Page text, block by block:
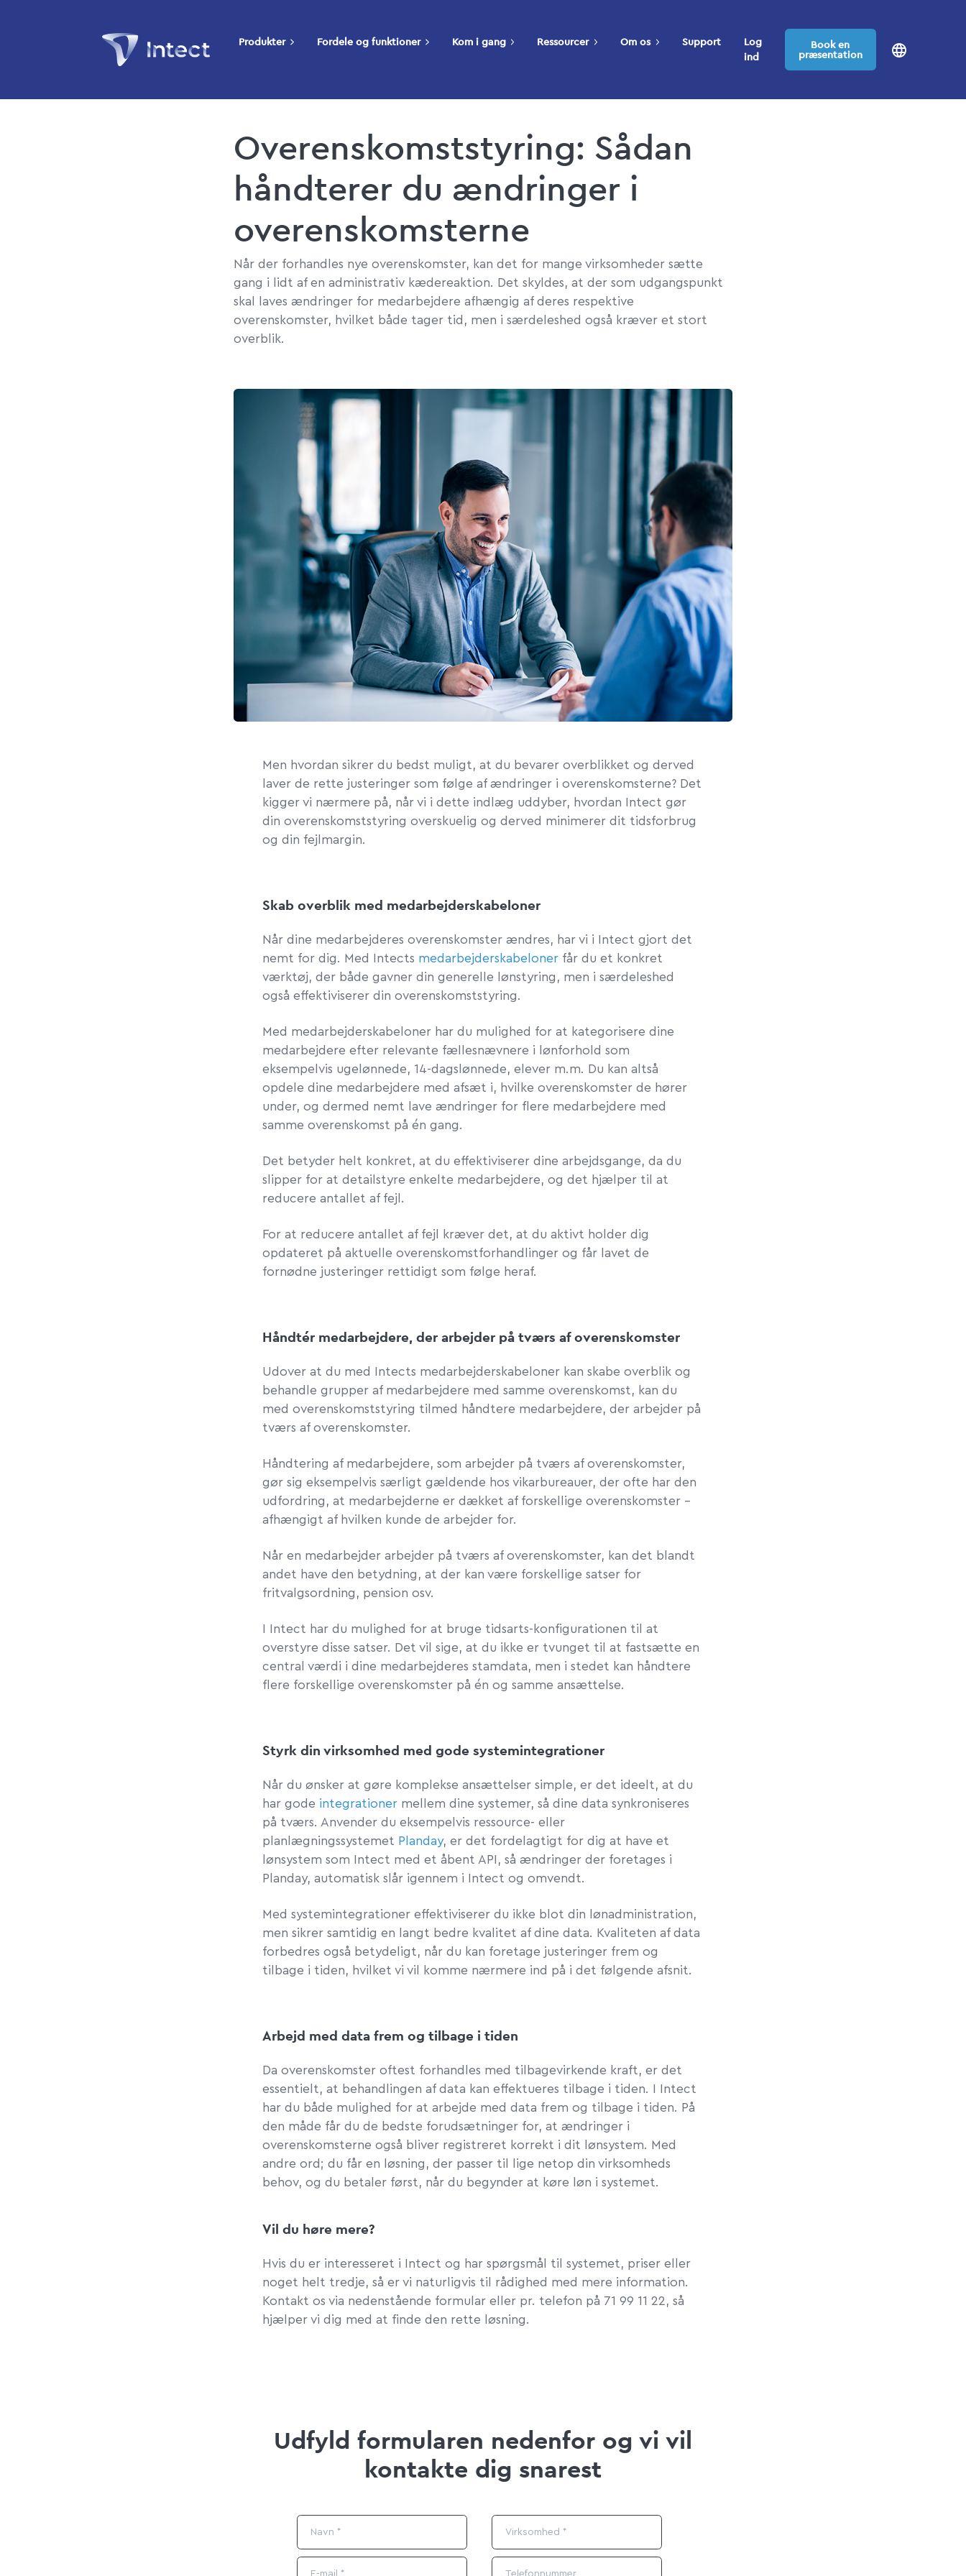
Produkter Fordele og funktioner Kom i gang Ressourcer Om os Support
Log
ind
Book en
præsentation
Overenskomststyring: Sådan
håndterer du ændringer i
overenskomsterne
Når der forhandles nye overenskomster, kan det for mange virksomheder sætte
gang i lidt af en administrativ kædereaktion. Det skyldes, at der som udgangspunkt
skal laves ændringer for medarbejdere afhængig af deres respektive
overenskomster, hvilket både tager tid, men i særdeleshed også kræver et stort
overblik.
Men hvordan sikrer du bedst muligt, at du bevarer overblikket og derved
laver de rette justeringer som følge af ændringer i overenskomsterne? Det
kigger vi nærmere på, når vi i dette indlæg uddyber, hvordan Intect gør
din overenskomststyring overskuelig og derved minimerer dit tidsforbrug
og din fejlmargin.
Skab overblik med medarbejderskabeloner
Når dine medarbejderes overenskomster ændres, har vi i Intect gjort det
nemt for dig. Med Intects medarbejderskabeloner får du et konkret
værktøj, der både gavner din generelle lønstyring, men i særdeleshed
også effektiviserer din overenskomststyring.
Med medarbejderskabeloner har du mulighed for at kategorisere dine
medarbejdere efter relevante fællesnævnere i lønforhold som
eksempelvis ugelønnede, 14-dagslønnede, elever m.m. Du kan altså
opdele dine medarbejdere med afsæt i, hvilke overenskomster de hører
under, og dermed nemt lave ændringer for flere medarbejdere med
samme overenskomst på én gang.
Det betyder helt konkret, at du effektiviserer dine arbejdsgange, da du
slipper for at detailstyre enkelte medarbejdere, og det hjælper til at
reducere antallet af fejl.
For at reducere antallet af fejl kræver det, at du aktivt holder dig
opdateret på aktuelle overenskomstforhandlinger og får lavet de
fornødne justeringer rettidigt som følge heraf.
Håndtér medarbejdere, der arbejder på tværs af overenskomster
Udover at du med Intects medarbejderskabeloner kan skabe overblik og
behandle grupper af medarbejdere med samme overenskomst, kan du
med overenskomststyring tilmed håndtere medarbejdere, der arbejder på
tværs af overenskomster.
Håndtering af medarbejdere, som arbejder på tværs af overenskomster,
gør sig eksempelvis særligt gældende hos vikarbureauer, der ofte har den
udfordring, at medarbejderne er dækket af forskellige overenskomster –
afhængigt af hvilken kunde de arbejder for.
Når en medarbejder arbejder på tværs af overenskomster, kan det blandt
andet have den betydning, at der kan være forskellige satser for
fritvalgsordning, pension osv.
I Intect har du mulighed for at bruge tidsarts-konfigurationen til at
overstyre disse satser. Det vil sige, at du ikke er tvunget til at fastsætte en
central værdi i dine medarbejderes stamdata, men i stedet kan håndtere
flere forskellige overenskomster på én og samme ansættelse.
Styrk din virksomhed med gode systemintegrationer
Når du ønsker at gøre komplekse ansættelser simple, er det ideelt, at du
har gode integrationer mellem dine systemer, så dine data synkroniseres
på tværs. Anvender du eksempelvis ressource- eller
planlægningssystemet Planday, er det fordelagtigt for dig at have et
lønsystem som Intect med et åbent API, så ændringer der foretages i
Planday, automatisk slår igennem i Intect og omvendt.
Med systemintegrationer effektiviserer du ikke blot din lønadministration,
men sikrer samtidig en langt bedre kvalitet af dine data. Kvaliteten af data
forbedres også betydeligt, når du kan foretage justeringer frem og
tilbage i tiden, hvilket vi vil komme nærmere ind på i det følgende afsnit.
Arbejd med data frem og tilbage i tiden
Da overenskomster oftest forhandles med tilbagevirkende kraft, er det
essentielt, at behandlingen af data kan effektueres tilbage i tiden. I Intect
har du både mulighed for at arbejde med data frem og tilbage i tiden. På
den måde får du de bedste forudsætninger for, at ændringer i
overenskomsterne også bliver registreret korrekt i dit lønsystem. Med
andre ord; du får en løsning, der passer til lige netop din virksomheds
behov, og du betaler først, når du begynder at køre løn i systemet.
Vil du høre mere?
Hvis du er interesseret i Intect og har spørgsmål til systemet, priser eller
noget helt tredje, så er vi naturligvis til rådighed med mere information.
Kontakt os via nedenstående formular eller pr. telefon på 71 99 11 22, så
hjælper vi dig med at finde den rette løsning.
Udfyld formularen nedenfor og vi vil
kontakte dig snarest